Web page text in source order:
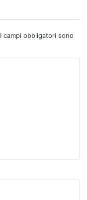
I campi obbligatori sono